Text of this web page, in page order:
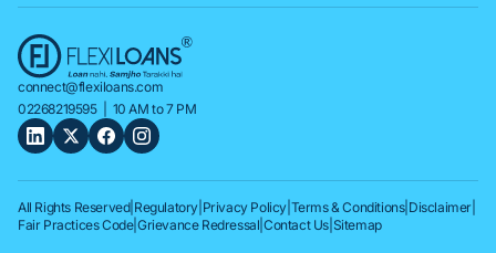
connect@flexiloans.com
02268219595| 10 AM to 7 PM
All Rights Reserved| Regulatory Privacy Policy Terms & Conditions| Disclaimer
Fair Practices Code|Grievance Redressal |Contact Us Sitemap